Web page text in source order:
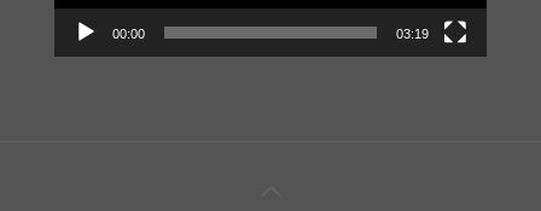
00:00 03:19